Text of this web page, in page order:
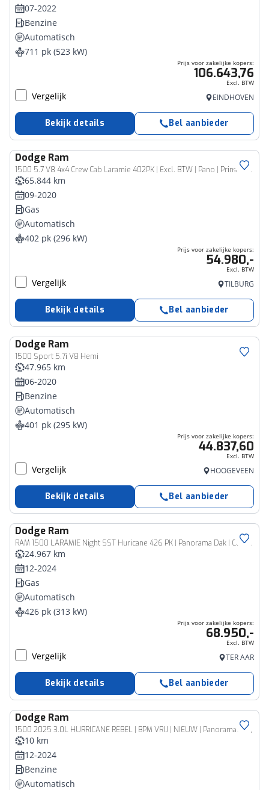
07-2022
Benzine
Automatisch
711 pk (523 kW)
Prijs voor zakelijke kopers:
106.643,76
Excl. BTW
Vergelijk EINDHOVEN
Bekijk details Bel aanbieder
Dodge Ram
1500 5.7 V8 4x4 Crew Cab Laramie 402PK | Excl. BTW | Pano | Prins LPG G3
Bedrijfswagen
65.844 km
09-2020
Gas
Automatisch
402 pk (296 kW)
Prijs voor zakelijke kopers:
54.980,-
Excl. BTW
Vergelijk TILBURG
Bekijk details Bel aanbieder
Dodge Ram
1500 Sport 5.7i V8 Hemi
Bedrijfswagen
47.965 km
06-2020
Benzine
Automatisch
401 pk (295 kW)
Prijs voor zakelijke kopers:
44.837,60
Excl. BTW
Vergelijk HOOGEVEEN
Bekijk details Bel aanbieder
Dodge Ram
RAM 1500 LARAMIE Night SST Huricane 426 PK | Panorama Dak | Co pilot screen | Memory Stoelen | HK Audio | Trekhaak
Bedrijfswagen
24.967 km
12-2024
Gas
Automatisch
426 pk (313 kW)
Prijs voor zakelijke kopers:
68.950,-
Excl. BTW
Vergelijk TER AAR
Bekijk details Bel aanbieder
Dodge Ram
1500 2025 3.0L HURRICANE REBEL | BPM VRIJ | NIEUW | Panoramadak |
Bedrijfswagen
10 km
12-2024
Benzine
Automatisch